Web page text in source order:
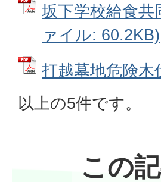
坂下学校給食共
ァイル: 60.2KB)
打越墓地危険
以上の5件です。
この